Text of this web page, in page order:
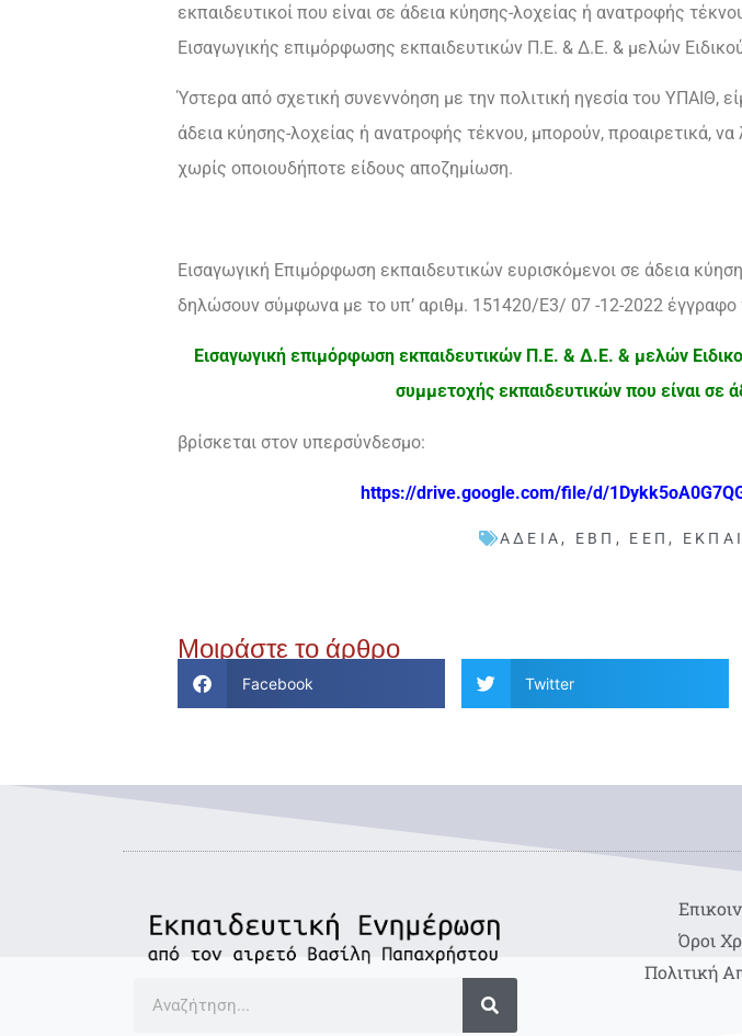
εκπαιδευτικοί που είναι σε άδεια κύησης-λοχείας ή ανατροφής
Εισαγωγικής επιμόρφωσης εκπαιδευτικών Π.Ε. & Δ.Ε. & μελών
Ύστερα από σχετική συνεννόηση με την πολιτική ηγεσία του ΥΠΑΙΘ,
άδεια κύησης-λοχείας ή ανατροφής τέκνου, μπορούν, προαιρετικά,
χωρίς οποιουδήποτε είδους αποζημίωση.
Εισαγωγική Επιμόρφωση εκπαιδευτικών ευρισκόμενοι σε άδεια
δηλώσουν σύμφωνα με το υπ’ αριθμ. 151420/Ε3/ 07 -12-2022
Εισαγωγική επιμόρφωση εκπαιδευτικών Π.Ε. & Δ.Ε. & μελών
συμμετοχής εκπαιδευτικών που είναι σε
βρίσκεται στον υπερσύνδεσμο:
https://drive.google.com/file/d/
ΆΔΕΙΑ , ΕΒΠ , ΕΕΠ ,
Μοιράστε το άρθρο
Facebook Twitter
Όροι
Πολιτική